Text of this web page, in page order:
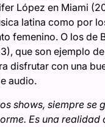
López en Miami
latina como por
femenino. O los de
que son ejemplo
disfrutar con una
audio.
shows, siempre se
Es una realidad